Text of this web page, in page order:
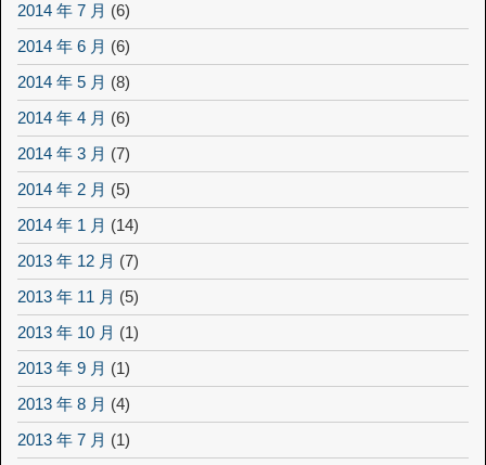
2014 年 7 月 (6)
2014 年 6 月 (6)
2014 年 5 月 (8)
2014 年 4 月 (6)
2014 年 3 月 (7)
2014 年 2 月 (5)
2014 年 1 月 (14)
2013 年 12 月 (7)
2013 年 11 月 (5)
2013 年 10 月 (1)
2013 年 9 月 (1)
2013 年 8 月 (4)
2013 年 7 月 (1)